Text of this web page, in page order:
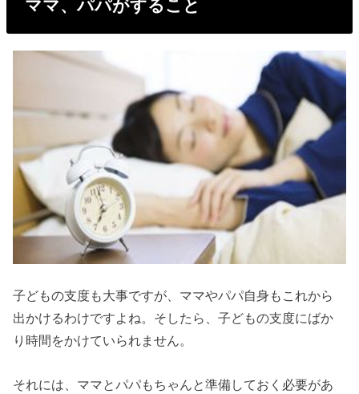
ママ、パパがすること
子どもの支度も大事ですが、ママやパパ自身もこれから
出かけるわけですよね。そしたら、子どもの支度にばか
り時間をかけていられません。
それには、ママとパパもちゃんと準備しておく必要があ